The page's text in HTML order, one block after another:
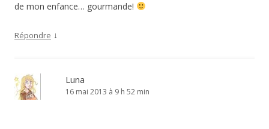
de mon enfance… gourmande!
Répondre ↓
Luna
16 mai 2013 à 9 h 52 min